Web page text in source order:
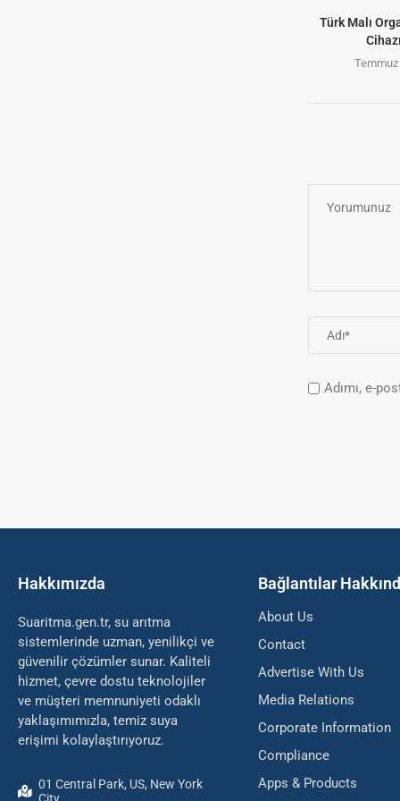
Türk Malı
Adımı, e-
Hakkımızda
Suaritma.gen.tr, su arıtma
sistemlerinde uzman, yenilikçi ve
güvenilir çözümler sunar. Kaliteli
hizmet, çevre dostu teknolojiler
ve müşteri memnuniyeti odaklı
yaklaşımımızla, temiz suya
erişimi kolaylaştırıyoruz.
01 Central Park, US, New York
Bağlantılar
About Us
Contact
Advertise With Us
Media Relations
Corporate Information
Compliance
Apps & Products